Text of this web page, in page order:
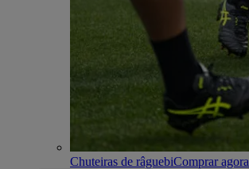
Chuteiras de râguebiComprar agora